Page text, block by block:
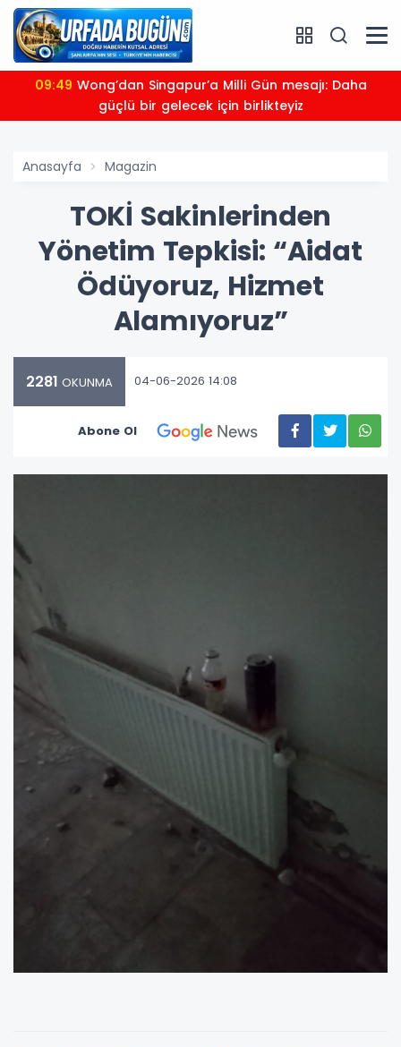
09:41
İhracat destinasyonu
Anasayfa Magazin
TOKİ Sakinlerinden
Yönetim Tepkisi: “Aidat
Ödüyoruz, Hizmet
Alamıyoruz”
2281 OKUNMA 04-06-2026 14:08
Abone Ol